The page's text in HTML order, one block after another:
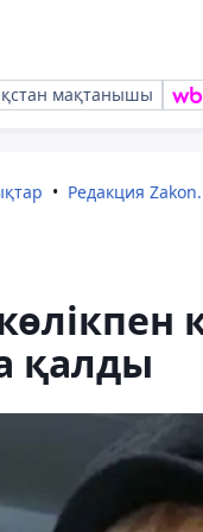
мақтанышы
Редакция
қалды